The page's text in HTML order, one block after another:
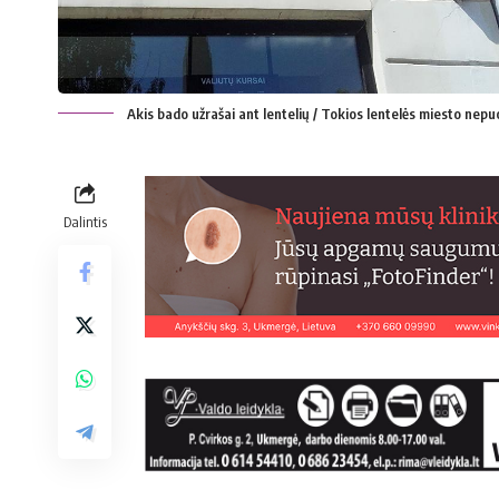
Akis bado užrašai ant lentelių / Tokios lentelės miesto
Dalintis